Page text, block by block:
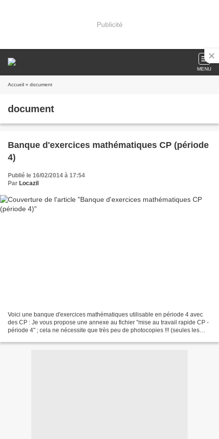
Publicité
MENU
Accueil » document
document
Banque d'exercices mathématiques CP (période
4)
Publié le 16/02/2014 à 17:54
Par Locazil
Voici une banque d'exercices mathématiques utilisable en période 4 avec
des CP : Je vous propose une annexe au fichier "mise au travail rapide CP -
période 4" ; cela ne nécessite que très peu de photocopies !!! (seules les